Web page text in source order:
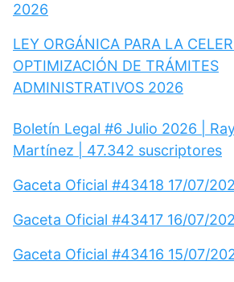
2026
LEY ORGÁNICA PARA LA
OPTIMIZACIÓN DE TRÁMITES
ADMINISTRATIVOS 2026
Boletín Legal #6 Julio 2026 |
Martínez | 47.342 suscriptores
Gaceta Oficial #43418 17/07/
Gaceta Oficial #43417 16/07/
Gaceta Oficial #43416 15/07/